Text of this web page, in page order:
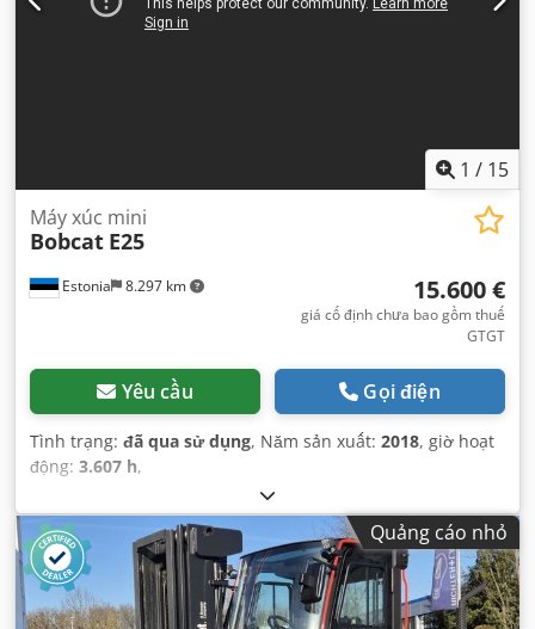
1 / 15
Estonia 8.297 km
Máy xúc mini
Bobcat E25
15.600 €
giá cố định chưa bao gồm thuế
GTGT
Yêu cầu Gọi điện
Tình trạng: đã qua sử dụng, Năm sản xuất: 2018, giờ hoạt
động: 3.607 h,
Quảng cáo nhỏ